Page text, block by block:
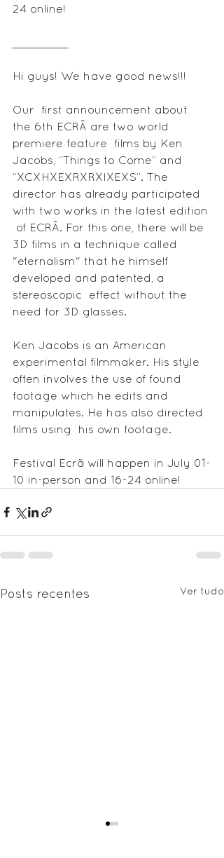
24 online!
Hi guys! We have good news!!!
Our  first announcement about
the 6th ECRÃ are two world
premiere feature  films by Ken
Jacobs, “Things to Come” and
“XCXHXEXRXRXIXEXS”. The
director has already participated
with two works in the latest edition
of ECRÃ. For this one, there will be
3D films in a technique called
"eternalism" that he himself
developed and patented, a
stereoscopic  effect without the
need for 3D glasses.
Ken Jacobs is an American
experimental filmmaker. His style
often involves the use of found
footage which he edits and
manipulates. He has also directed
films using  his own footage.
Festival Ecrã will happen in July 01-
10 in-person and 16-24 online!
Posts recentes Ver tudo